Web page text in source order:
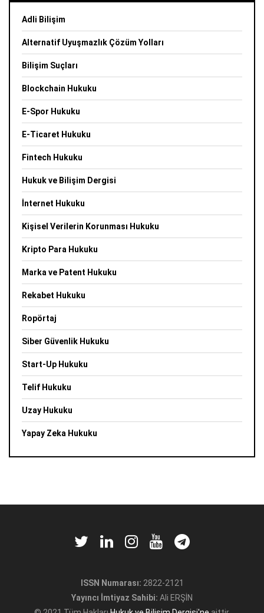
Adli Bilişim
Alternatif Uyuşmazlık Çözüm Yolları
Bilişim Suçları
Blockchain Hukuku
E-Spor Hukuku
E-Ticaret Hukuku
Fintech Hukuku
Hukuk ve Bilişim Dergisi
İnternet Hukuku
Kişisel Verilerin Korunması Hukuku
Kripto Para Hukuku
Marka ve Patent Hukuku
Rekabet Hukuku
Ropörtaj
Siber Güvenlik Hukuku
Start-Up Hukuku
Telif Hukuku
Uzay Hukuku
Yapay Zeka Hukuku
ISSN Numarası: 2822-2121
Yayıncı İmtiyaz Sahibi: Ali ERŞİN